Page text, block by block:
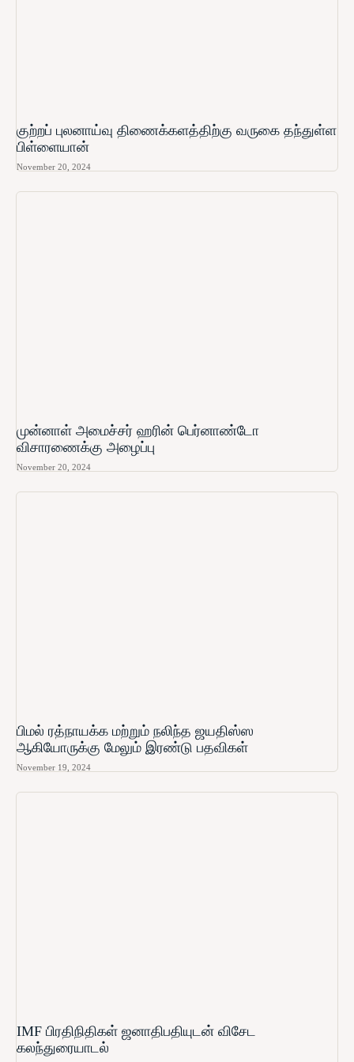
குற்றப் புலனாய்வு திணைக்களத்திற்கு வருகை தந்துள்ள
பிள்ளையான்
November 20, 2024
முன்னாள் அமைச்சர் ஹரின் பெர்னாண்டோ​
விசாரணைக்கு அழைப்பு
November 20, 2024
பிமல் ரத்நாயக்க மற்றும் நலிந்த ஜயதிஸ்ஸ
ஆகியோருக்கு மேலும் இரண்டு பதவிகள்
November 19, 2024
IMF பிரதிநிதிகள் ஜனாதிபதியுடன் விசேட
கலந்துரையாடல்